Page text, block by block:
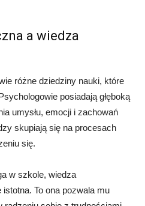
a wiedza
różne dziedziny nauki, które
posiadają głęboką
umysłu, emocji i zachowań
skupiają się na procesach
się.
w szkole, wiedza
To ona pozwala mu